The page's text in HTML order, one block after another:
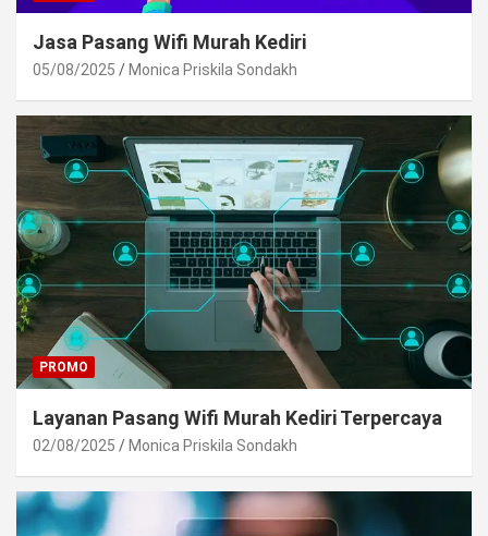
Jasa Pasang Wifi Murah Kediri
05/08/2025 Monica Priskila Sondakh
PROMO
Layanan Pasang Wifi Murah Kediri Terpercaya
02/08/2025 Monica Priskila Sondakh